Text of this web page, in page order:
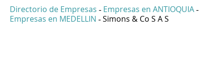
Directorio de Empresas - Empresas en ANTIOQUIA -
Empresas en MEDELLIN - Simons & Co S A S